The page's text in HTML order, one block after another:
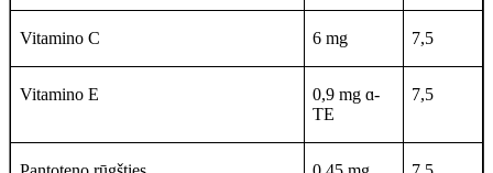
Vitamino C 6 mg 7,5
Vitamino E
0,9 mg ɑ-
TE
7,5